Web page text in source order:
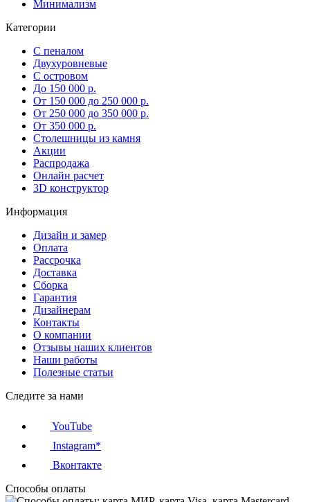
Минимализм
Категории
С пеналом
Двухуровневые
С островом
До 150 000 р.
От 150 000 до 250 000 р.
От 250 000 до 350 000 р.
От 350 000 р.
Столешницы из камня
Акции
Распродажа
Онлайн расчет
3D конструктор
Информация
Дизайн и замер
Оплата
Рассрочка
Доставка
Сборка
Гарантия
Дизайнерам
Контакты
О компании
Отзывы наших клиентов
Наши работы
Полезные статьи
Следите за нами
YouTube
Instagram*
Вконтакте
Способы оплаты